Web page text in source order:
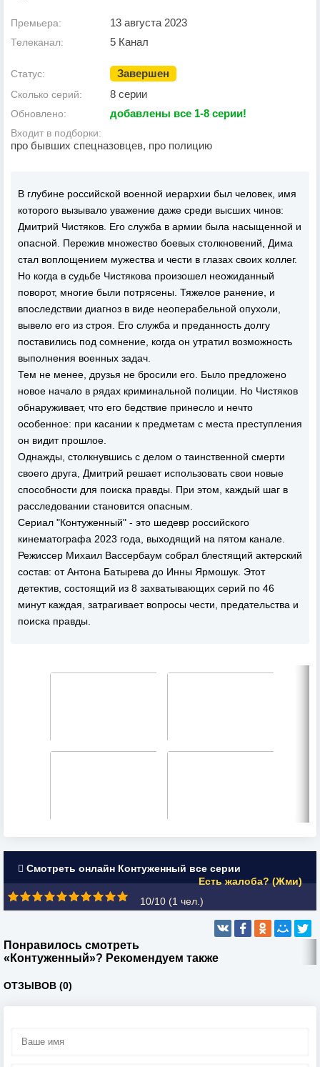
Премьера: 13 августа 2023
Телеканал: 5 Канал
Статус: Завершен
Сколько серий: 8 серии
Обновлено: добавлены все 1-8 серии!
Входит в подборки:
про бывших спецназовцев, про полицию
В глубине российской военной иерархии был человек, имя
которого вызывало уважение даже среди высших чинов:
Дмитрий Чистяков. Его служба в армии была насыщенной и
опасной. Пережив множество боевых столкновений, Дима
стал воплощением мужества и чести в глазах своих коллег.
Но когда в судьбе Чистякова произошел неожиданный
поворот, многие были потрясены. Тяжелое ранение, и
впоследствии диагноз в виде неоперабельной опухоли,
вывело его из строя. Его служба и преданность долгу
поставились под сомнение, когда он утратил возможность
выполнения военных задач.
Тем не менее, друзья не бросили его. Было предложено
новое начало в рядах криминальной полиции. Но Чистяков
обнаруживает, что его бедствие принесло и нечто
особенное: при касании к предметам с места преступления
он видит прошлое.
Однажды, столкнувшись с делом о таинственной смерти
своего друга, Дмитрий решает использовать свои новые
способности для поиска правды. При этом, каждый шаг в
расследовании становится опасным.
Сериал "Контуженный" - это шедевр российского
кинематографа 2023 года, выходящий на пятом канале.
Режиссер Михаил Вассербаум собрал блестящий актерский
состав: от Антона Батырева до Инны Ярмошук. Этот
детектив, состоящий из 8 захватывающих серий по 46
минут каждая, затрагивает вопросы чести, предательства и
поиска правды.
Смотреть онлайн Контуженный все серии
Есть жалоба? (Жми)
10/10 (1 чел.)
Понравилось смотреть
«Контуженный»? Рекомендуем также
ОТЗЫВОВ (0)